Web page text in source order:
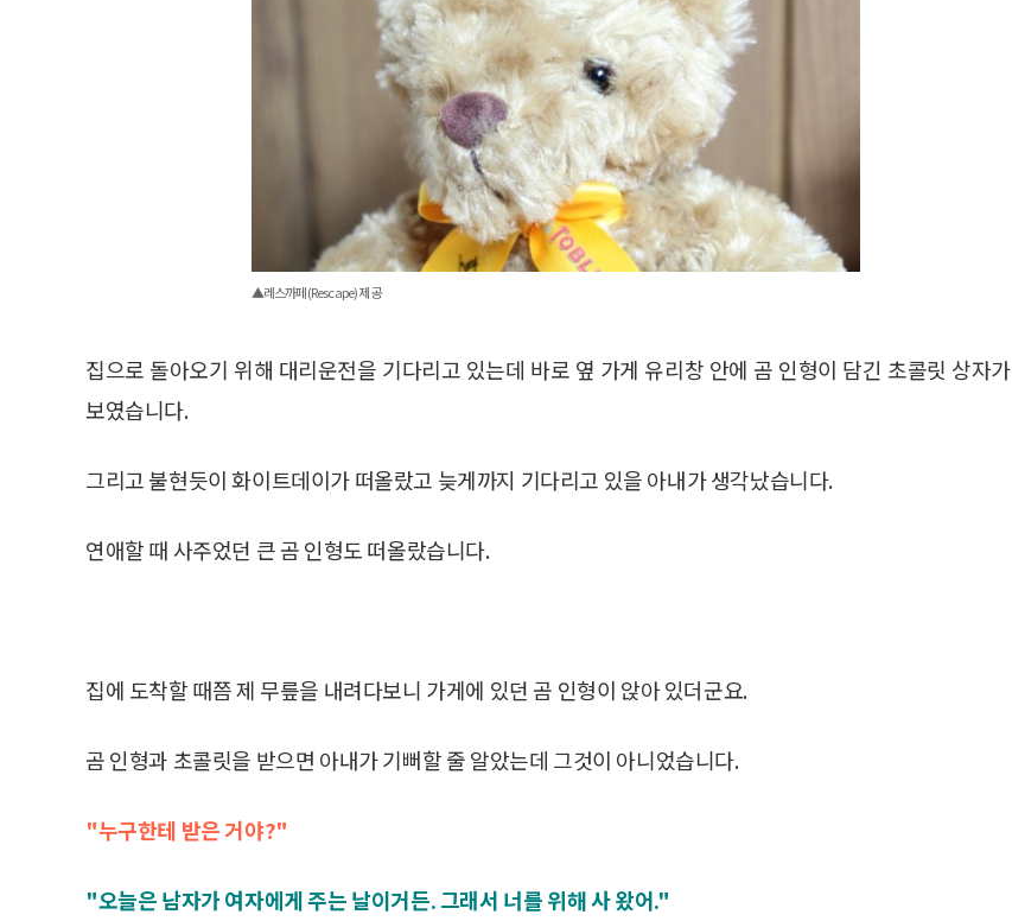
▲레스까페(Rescape) 제공
집으로 돌아오기 위해 대리운전을 기다리고 있는데 바로 옆 가게 유리창 안에 곰 인형이 담긴 초콜릿 상자가
보였습니다.
그리고 불현듯이 화이트데이가 떠올랐고 늦게까지 기다리고 있을 아내가 생각났습니다.
연애할 때 사주었던 큰 곰 인형도 떠올랐습니다.
집에 도착할 때쯤 제 무릎을 내려다보니 가게에 있던 곰 인형이 앉아 있더군요.
곰 인형과 초콜릿을 받으면 아내가 기뻐할 줄 알았는데 그것이 아니었습니다.
"누구한테 받은 거야?"
"오늘은 남자가 여자에게 주는 날이거든. 그래서 너를 위해 사 왔어."